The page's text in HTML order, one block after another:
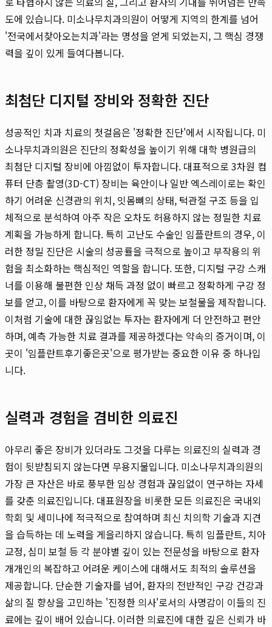
도에 있습니다. 미소나무치과의원이 어떻게 지역의 한계를 넘어
'전국에서찾아오는치과'라는 명성을 얻게 되었는지, 그 핵심 경쟁
력을 깊이 있게 들여다봅니다.
최첨단 디지털 장비와 정확한 진단
성공적인 치과 치료의 첫걸음은 '정확한 진단'에서 시작됩니다. 미
소나무치과의원은 진단의 정확성을 높이기 위해 대학 병원급의
최첨단 디지털 장비에 아낌없이 투자합니다. 대표적으로 3차원 컴
퓨터 단층 촬영(3D-CT) 장비는 육안이나 일반 엑스레이로는 확인
하기 어려운 신경관의 위치, 잇몸뼈의 상태, 턱관절 구조 등을 입
체적으로 분석하여 아주 작은 오차도 허용하지 않는 정밀한 치료
계획을 가능하게 합니다. 특히 고난도 수술인 임플란트의 경우, 이
러한 정밀 진단은 시술의 성공률을 극적으로 높이고 부작용의 위
험을 최소화하는 핵심적인 역할을 합니다. 또한, 디지털 구강 스캐
너를 이용해 불편한 인상 채득 과정 없이 빠르고 정확하게 구강 정
보를 얻고, 이를 바탕으로 환자에게 꼭 맞는 보철물을 제작합니다.
이처럼 기술에 대한 끊임없는 투자는 환자에게 더 안전하고 편안
하며, 예측 가능한 치료 결과를 제공하겠다는 약속의 증거이며, 이
곳이 '임플란트후기좋은곳'으로 평가받는 중요한 이유 중 하나입
니다.
실력과 경험을 겸비한 의료진
아무리 좋은 장비가 있더라도 그것을 다루는 의료진의 실력과 경
험이 뒷받침되지 않는다면 무용지물입니다. 미소나무치과의원의
가장 큰 자산은 바로 풍부한 임상 경험과 끊임없이 연구하는 자세
를 갖춘 의료진입니다. 대표원장을 비롯한 모든 의료진은 국내외
학회 및 세미나에 적극적으로 참여하며 최신 치의학 기술과 지견
을 습득하는 데 노력을 게을리하지 않습니다. 특히 임플란트, 치아
교정, 심미 보철 등 각 분야별 깊이 있는 전문성을 바탕으로 환자
개개인의 복잡하고 어려운 케이스에 대해서도 최적의 솔루션을
제공합니다. 단순한 기술자를 넘어, 환자의 전반적인 구강 건강과
삶의 질 향상을 고민하는 '진정한 의사'로서의 사명감이 이들의 진
료에는 깊이 배어 있습니다. 이러한 의료진에 대한 깊은 신뢰가 바